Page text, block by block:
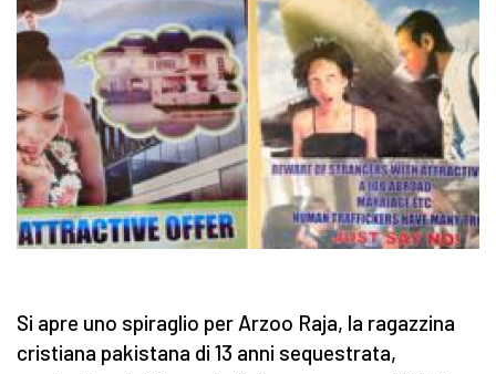
Si apre uno spiraglio per Arzoo Raja, la ragazzina
cristiana pakistana di 13 anni sequestrata,